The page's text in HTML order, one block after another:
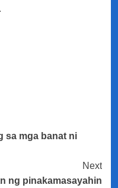
sa mga banat ni
Next
ng pinakamasayahin